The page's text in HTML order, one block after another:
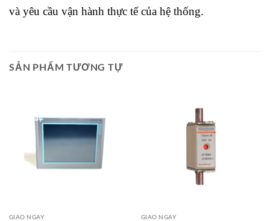
và yêu cầu vận hành thực tế của hệ thống.
SẢN PHẨM TƯƠNG TỰ
Giao Ngay
GIAO NGAY GIAO NGAY